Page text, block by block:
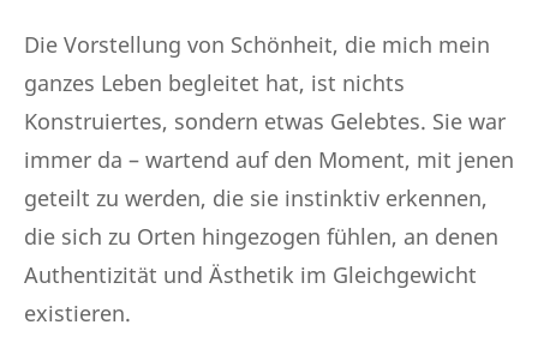
Die Vorstellung von Schönheit, die mich mein
ganzes Leben begleitet hat, ist nichts
Konstruiertes, sondern etwas Gelebtes. Sie war
immer da – wartend auf den Moment, mit jenen
geteilt zu werden, die sie instinktiv erkennen,
die sich zu Orten hingezogen fühlen, an denen
Authentizität und Ästhetik im Gleichgewicht
existieren.